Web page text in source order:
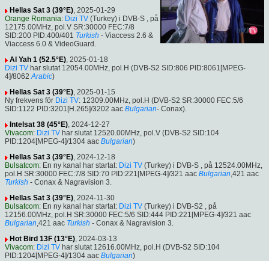
Hellas Sat 3 (39°E), 2025-01-29
Orange Romania: Dizi TV (Turkey) i DVB-S , på
12175.00MHz, pol.V SR:30000 FEC:7/8
SID:200 PID:400/401 Turkish - Viaccess 2.6 &
Viaccess 6.0 & VideoGuard.
Al Yah 1 (52.5°E), 2025-01-18
Dizi TV har slutat 12054.00MHz, pol.H (DVB-S2 SID:806 PID:8061[MPEG-
4]/8062 Arabic)
Hellas Sat 3 (39°E), 2025-01-15
Ny frekvens för Dizi TV: 12309.00MHz, pol.H (DVB-S2 SR:30000 FEC:5/6
SID:1122 PID:3201[H.265]/3202 aac Bulgarian- Conax).
Intelsat 38 (45°E), 2024-12-27
Vivacom: Dizi TV har slutat 12520.00MHz, pol.V (DVB-S2 SID:104
PID:1204[MPEG-4]/1304 aac Bulgarian)
Hellas Sat 3 (39°E), 2024-12-18
Bulsatcom: En ny kanal har startat: Dizi TV (Turkey) i DVB-S , på 12524.00MHz,
pol.H SR:30000 FEC:7/8 SID:70 PID:221[MPEG-4]/321 aac Bulgarian,421 aac
Turkish - Conax & Nagravision 3.
Hellas Sat 3 (39°E), 2024-11-30
Bulsatcom: En ny kanal har startat: Dizi TV (Turkey) i DVB-S2 , på
12156.00MHz, pol.H SR:30000 FEC:5/6 SID:444 PID:221[MPEG-4]/321 aac
Bulgarian,421 aac Turkish - Conax & Nagravision 3.
Hot Bird 13F (13°E), 2024-03-13
Vivacom: Dizi TV har slutat 12616.00MHz, pol.H (DVB-S2 SID:104
PID:1204[MPEG-4]/1304 aac Bulgarian)